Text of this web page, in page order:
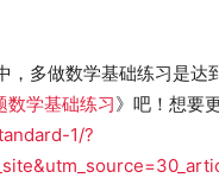
，多做数学基础练习是
数学基础练习》吧！想要
1/?